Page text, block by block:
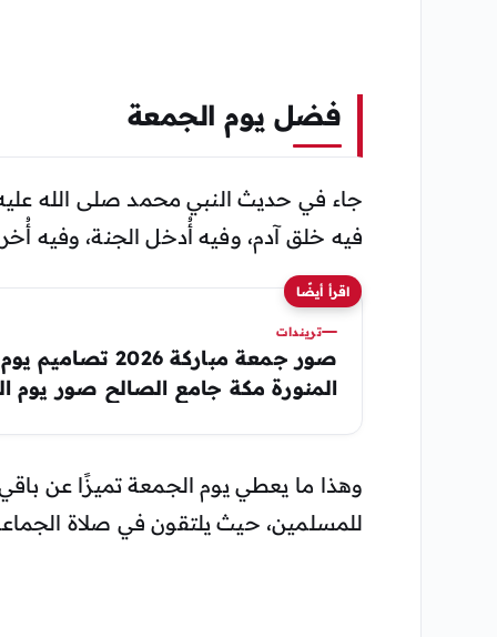
فضل يوم الجمعة
جاء في حديث النبي محمد صلى الله
فيه خلق آدم، وفيه أُدخل الجنة، وفيه
اقرأ أيضًا
تريندات
صور جمعة مباركة
المنورة مكة جامع الصالح صور يوم
وهذا ما يعطي يوم الجمعة تميزًا عن باقي
للمسلمين، حيث يلتقون في صلاة